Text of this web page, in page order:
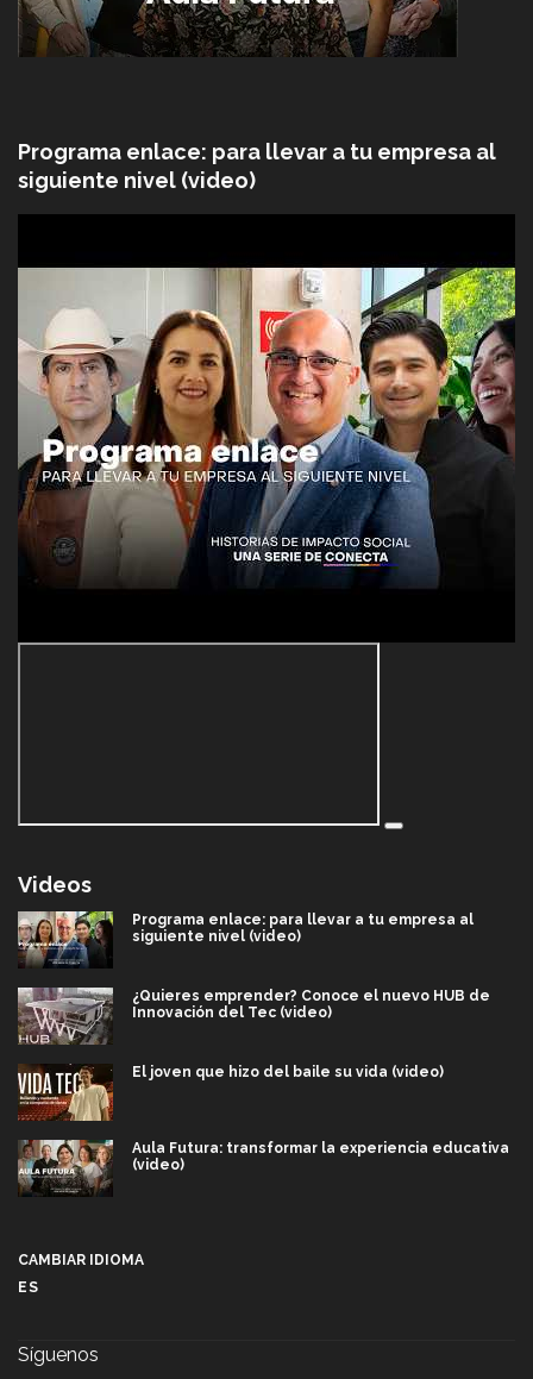
Programa enlace: para llevar a tu empresa al
siguiente nivel (video)
Videos
Programa enlace: para llevar a tu empresa al
siguiente nivel (video)
¿Quieres emprender? Conoce el nuevo HUB de
Innovación del Tec (video)
El joven que hizo del baile su vida (video)
Aula Futura: transformar la experiencia educativa
(video)
CAMBIAR IDIOMA
ES
Síguenos